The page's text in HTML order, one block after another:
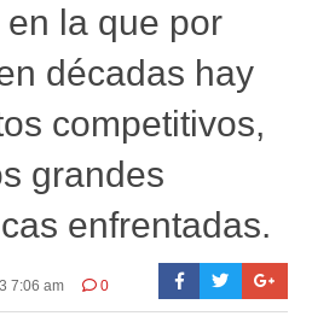
la que por
décadas hay
competitivos,
grandes
enfrentadas.
7:06 am 0